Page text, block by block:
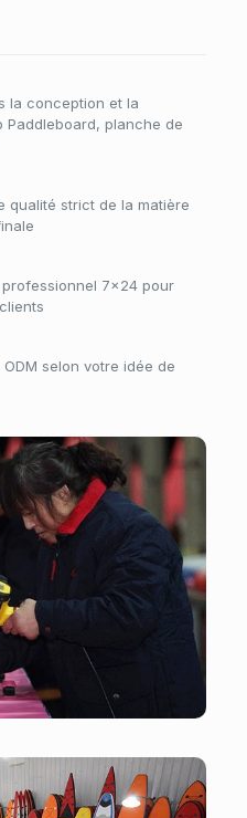
la conception et la
Paddleboard, planche de
qualité strict de la matière
7×24 pour
selon votre idée de